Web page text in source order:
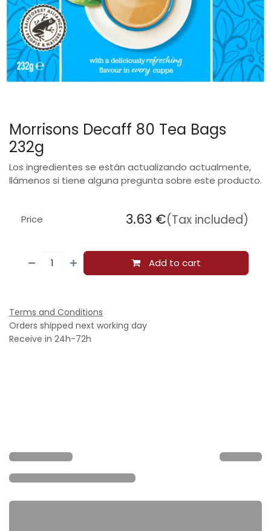
Morrisons Decaff 80 Tea Bags
232g
Los ingredientes se están actualizando actualmente,
llámenos si tiene alguna pregunta sobre este producto.
Add to cart
Price 3.63 €(Tax included)
Terms and Conditions
Orders shipped next working day
Receive in 24h-72h